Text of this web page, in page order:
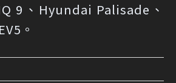
9、Hyundai Palisade、
。